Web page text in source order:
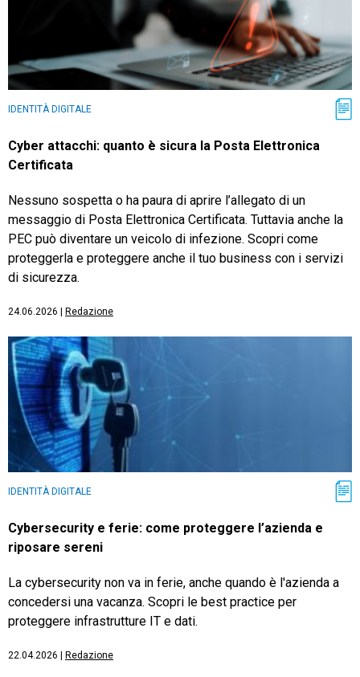
IDENTITÀ DIGITALE
Cyber attacchi: quanto è sicura la Posta Elettronica
Certificata
Nessuno sospetta o ha paura di aprire l’allegato di un
messaggio di Posta Elettronica Certificata. Tuttavia anche la
PEC può diventare un veicolo di infezione. Scopri come
proteggerla e proteggere anche il tuo business con i servizi
di sicurezza.
24.06.2026 Redazione
IDENTITÀ DIGITALE
Cybersecurity e ferie: come proteggere l’azienda e
riposare sereni
La cybersecurity non va in ferie, anche quando è l'azienda a
concedersi una vacanza. Scopri le best practice per
proteggere infrastrutture IT e dati.
22.04.2026 Redazione